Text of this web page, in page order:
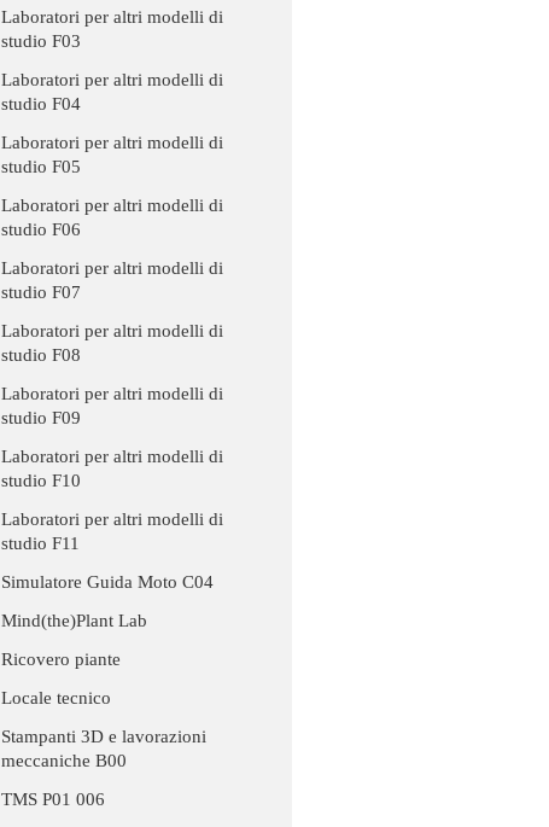
Laboratori per altri modelli di
studio F03
Laboratori per altri modelli di
studio F04
Laboratori per altri modelli di
studio F05
Laboratori per altri modelli di
studio F06
Laboratori per altri modelli di
studio F07
Laboratori per altri modelli di
studio F08
Laboratori per altri modelli di
studio F09
Laboratori per altri modelli di
studio F10
Laboratori per altri modelli di
studio F11
Simulatore Guida Moto C04
Mind(the)Plant Lab
Ricovero piante
Locale tecnico
Stampanti 3D e lavorazioni
meccaniche B00
TMS P01 006